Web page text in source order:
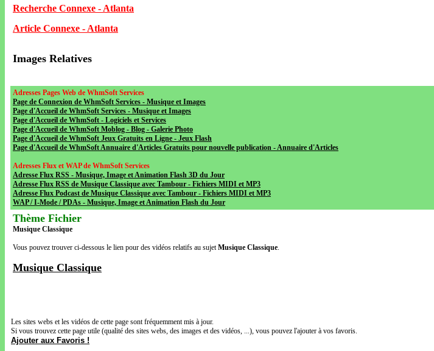
Recherche Connexe - Atlanta
Article Connexe - Atlanta
Images Relatives
Adresses Pages Web de WhmSoft Services
Page de Connexion de WhmSoft Services - Musique et Images
Page d'Accueil de WhmSoft Services - Musique et Images
Page d'Accueil de WhmSoft - Logiciels et Services
Page d'Accueil de WhmSoft Moblog - Blog - Galerie Photo
Page d'Accueil de WhmSoft Jeux Gratuits en Ligne - Jeux Flash
Page d'Accueil de WhmSoft Annuaire d'Articles Gratuits pour nouvelle publication - Annuaire d'Articles
Adresses Flux et WAP de WhmSoft Services
Adresse Flux RSS - Musique, Image et Animation Flash 3D du Jour
Adresse Flux RSS de Musique Classique avec Tambour - Fichiers MIDI et MP3
Adresse Flux Podcast de Musique Classique avec Tambour - Fichiers MIDI et MP3
WAP / I-Mode / PDAs - Musique, Image et Animation Flash du Jour
Thème Fichier
Musique Classique
Vous pouvez trouver ci-dessous le lien pour des vidéos relatifs au sujetMusique Classique.
Musique Classique
Les sites webs et les vidéos de cette page sont fréquemment mis à jour.
Si vous trouvez cette page utile (qualité des sites webs, des images et des vidéos, ...), vous pouvez l'ajouter à vos favoris.
Ajouter aux Favoris !